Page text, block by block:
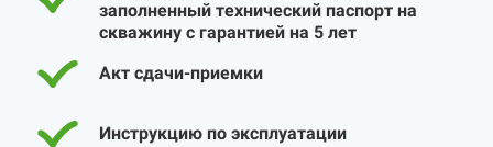
заполненный технический паспорт на
скважину с гарантией на 5 лет
Акт сдачи-приемки
Инструкцию по эксплуатации